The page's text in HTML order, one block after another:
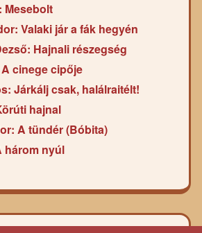
Mesebolt
Valaki jár a fák hegyén
Hajnali részegség
cinege cipője
Járkálj csak, halálraitélt!
hajnal
A tündér (Bóbita)
három nyúl